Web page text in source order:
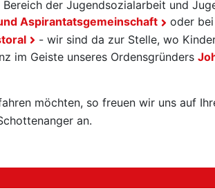
der Jugendsozialarbeit und
Aspirantatsgemeinschaft
oder
- wir sind da zur Stelle, wo
im Geiste unseres Ordensgründers
möchten, so freuen wir uns auf
an.